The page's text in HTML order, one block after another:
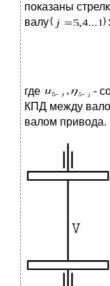
показаны
валу
:
где
-
КПД между
валом привода.